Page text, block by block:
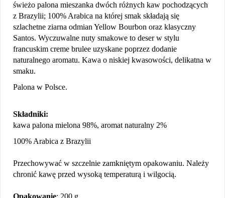
świeżo palona mieszanka dwóch różnych kaw pochodzących
z Brazylii; 100% Arabica na której smak składają się
szlachetne ziarna odmian Yellow Bourbon oraz klasyczny
Santos. Wyczuwalne nuty smakowe to deser w stylu
francuskim creme brulee uzyskane poprzez dodanie
naturalnego aromatu. Kawa o niskiej kwasowości, delikatna w
smaku.
Palona w Polsce.
Składniki:
kawa palona mielona 98%, aromat naturalny 2%
100% Arabica z Brazylii
Przechowywać w szczelnie zamkniętym opakowaniu. Należy
chronić kawę przed wysoką temperaturą i wilgocią.
Opakowanie: 200 g